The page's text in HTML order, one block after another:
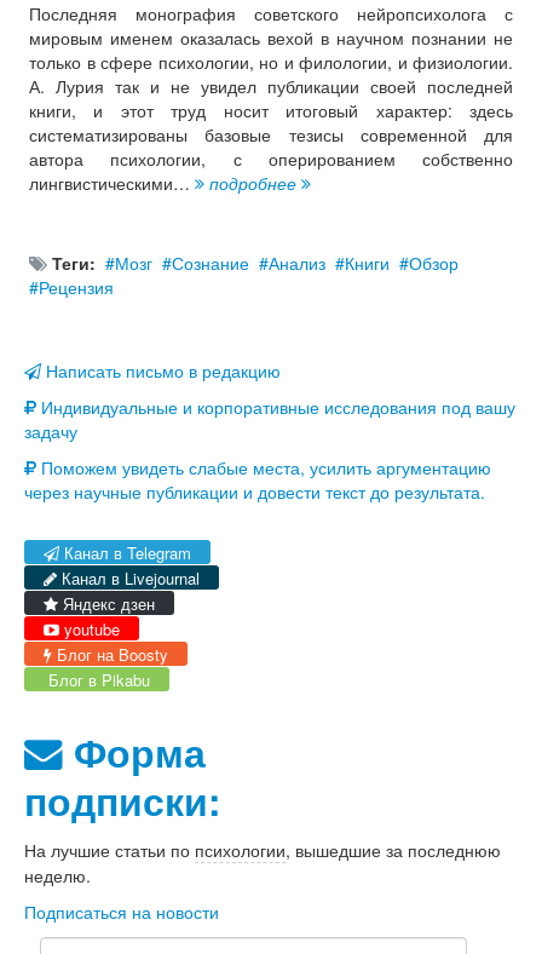
Последняя монография советского нейропсихолога с
мировым именем оказалась вехой в научном познании не
только в сфере психологии, но и филологии, и физиологии.
А. Лурия так и не увидел публикации своей последней
книги, и этот труд носит итоговый характер: здесь
систематизированы базовые тезисы современной для
автора психологии, с оперированием собственно
лингвистическими…
подробнее
Теги: Мозг Сознание Анализ Книги
Обзор
Рецензия
Написать письмо в редакцию
Индивидуальные и корпоративные исследования под вашу
задачу
Поможем увидеть слабые места, усилить аргументацию
через научные публикации и довести текст до результата.
Канал в Telegram
Канал в Livejournal
Яндекс дзен
youtube
Блог на Boosty
Блог в Pikabu
Форма
подписки:
На лучшие статьи по психологии, вышедшие за последнюю
неделю.
Подписаться на новости